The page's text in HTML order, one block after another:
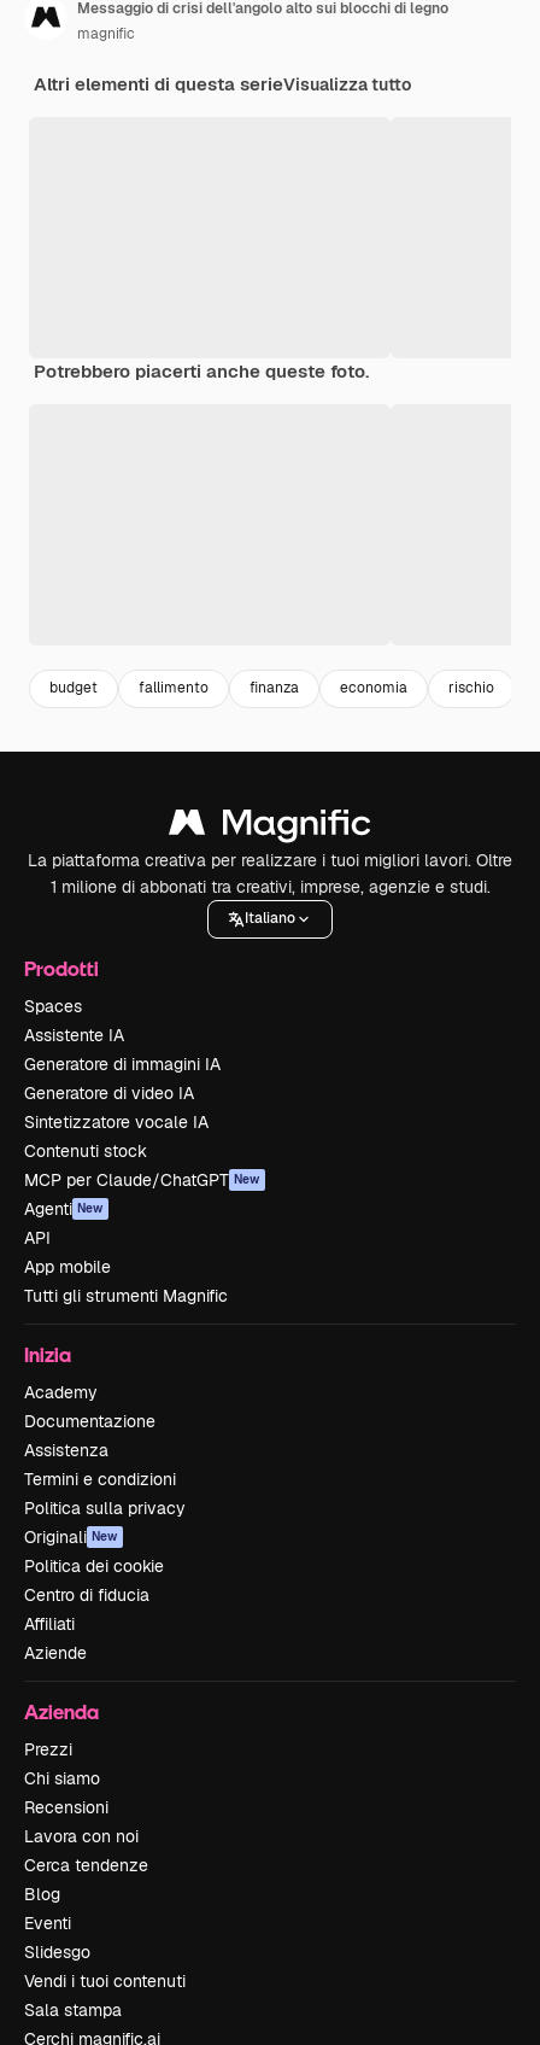
Messaggio di crisi dell'angolo alto sui blocchi di legno
magnific
Altri elementi di questa serieVisualizza tutto
Potrebbero piacerti anche queste foto.
budget fallimento finanza economia rischio
La piattaforma creativa per realizzare i tuoi migliori lavori. Oltre
1 milione di abbonati tra creativi, imprese, agenzie e studi.
Italiano
Prodotti
Spaces
Assistente IA
Generatore di immagini IA
Generatore di video IA
Sintetizzatore vocale IA
Contenuti stock
MCP per Claude/ChatGPT New
Agenti New
API
App mobile
Tutti gli strumenti Magnific
Inizia
Academy
Documentazione
Assistenza
Termini e condizioni
Politica sulla privacy
Originali New
Politica dei cookie
Centro di fiducia
Affiliati
Aziende
Azienda
Prezzi
Chi siamo
Recensioni
Lavora con noi
Cerca tendenze
Blog
Eventi
Slidesgo
Vendi i tuoi contenuti
Sala stampa
Cerchi magnific.ai